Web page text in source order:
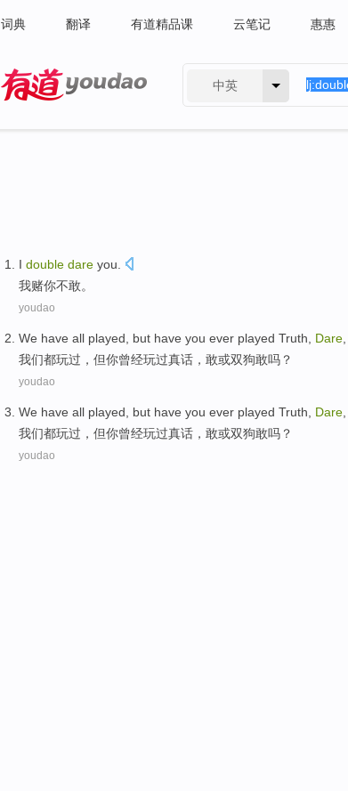
词典 翻译 有道精品课 云笔记 惠惠
中英
I double dare you
我赌你不敢。
youdao
We have all played but have you ever played Truth Dare
我们都玩过 ， 但你曾经玩过真话 ， 敢或双狗敢吗？
youdao
We have all played but have you ever played Truth Dare
我们都玩过 ， 但你曾经玩过真话 ， 敢或双狗敢吗？
youdao